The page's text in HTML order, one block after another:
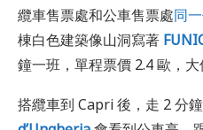
纜車售票處和公車售票處同
棟白色建築像山洞寫著
鐘一班，單程票價 2.4 歐，大
搭纜車到 Capri 後，走 2 分